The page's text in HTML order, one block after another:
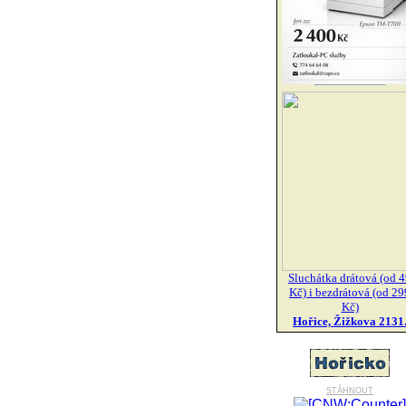
Sluchátka drátová (od
Kč) i bezdrátová (od
Kč)
Hořice, Žižkova 2131.
stáhnout